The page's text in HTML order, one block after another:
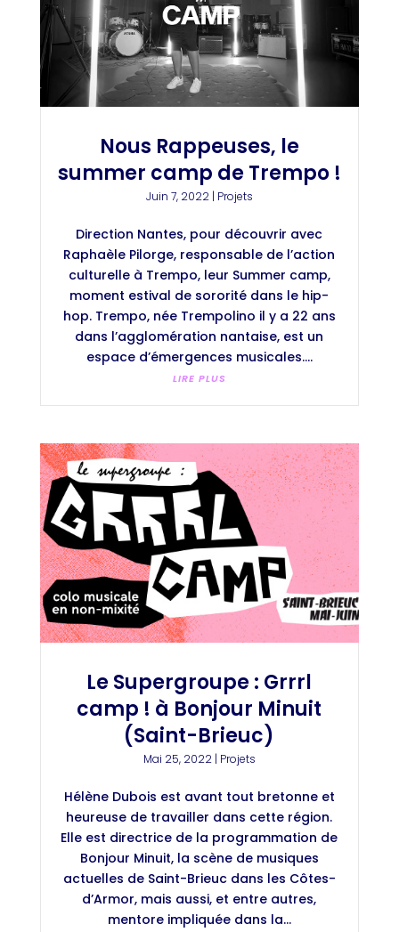
Nous Rappeuses, le
summer camp de Trempo !
Juin 7, 2022| Projets
Direction Nantes, pour découvrir avec
Raphaèle Pilorge, responsable de l’action
culturelle à Trempo, leur Summer camp,
moment estival de sororité dans le hip-
hop. Trempo, née Trempolino il y a 22 ans
dans l’agglomération nantaise, est un
espace d’émergences musicales....
LIRE PLUS
Le Supergroupe : Grrrl
camp ! à Bonjour Minuit
(Saint-Brieuc)
Mai 25, 2022| Projets
Hélène Dubois est avant tout bretonne et
heureuse de travailler dans cette région.
Elle est directrice de la programmation de
Bonjour Minuit, la scène de musiques
actuelles de Saint-Brieuc dans les Côtes-
d’Armor, mais aussi, et entre autres,
mentore impliquée dans la...